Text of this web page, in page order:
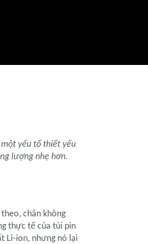
yếu tố thiết yếu
lượng nhẹ hơn.
chân không
thực tế của túi pin
Li-ion, nhưng nó lại